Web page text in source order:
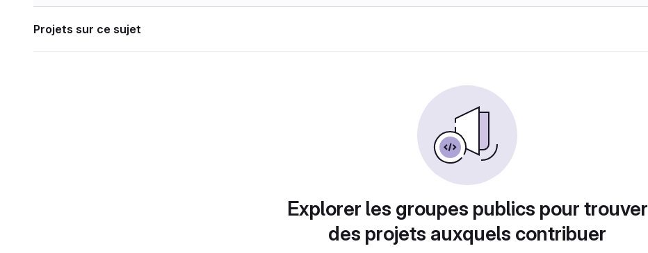
Projets sur ce sujet
Explorer les groupes publics pour trouver
des projets auxquels contribuer